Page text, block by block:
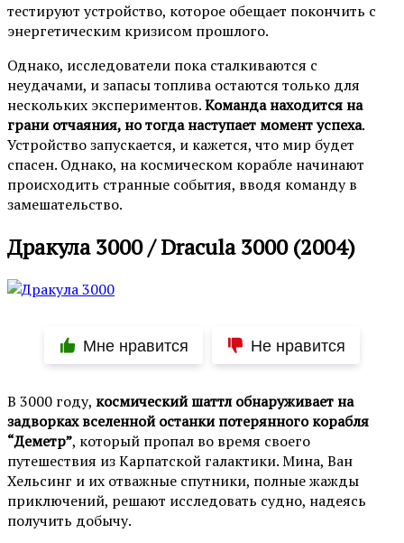
тестируют устройство, которое обещает покончить с
энергетическим кризисом прошлого.
Однако, исследователи пока сталкиваются с
неудачами, и запасы топлива остаются только для
нескольких экспериментов.Команда находится на
грани отчаяния, но тогда наступает момент успеха.
Устройство запускается, и кажется, что мир будет
спасен. Однако, на космическом корабле начинают
происходить странные события, вводя команду в
замешательство.
Дракула 3000 / Dracula 3000 (2004)
Мне нравится Не нравится
В 3000 году, космический шаттл обнаруживает на
задворках вселенной останки потерянного корабля
“Деметр”, который пропал во время своего
путешествия из Карпатской галактики. Мина, Ван
Хельсинг и их отважные спутники, полные жажды
приключений, решают исследовать судно, надеясь
получить добычу.